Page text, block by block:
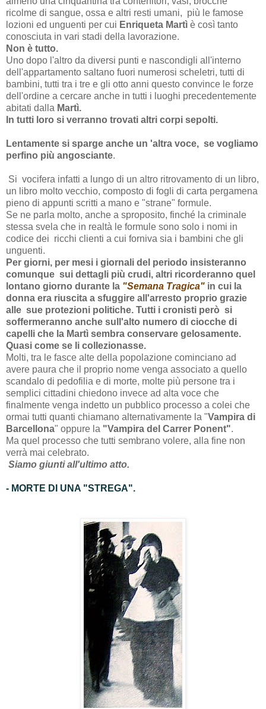
ricolme di sangue, ossa e altri resti umani, più le famose
lozioni ed unguenti per cui Enriqueta Martì è così tanto
conosciuta in vari stadi della lavorazione.
Non è tutto.
Uno dopo l'altro da diversi punti e nascondigli all'interno
dell'appartamento saltano fuori numerosi scheletri, tutti di
bambini, tutti tra i tre e gli otto anni questo convince le forze
dell'ordine a cercare anche in tutti i luoghi precedentemente
abitati dalla Martì.
In tutti loro si verranno trovati altri corpi sepolti.
Lentamente si sparge anche un 'altra voce, se vogliamo
perfino più angosciante.
Si vocifera infatti a lungo di un altro ritrovamento di un libro,
un libro molto vecchio, composto di fogli di carta pergamena
pieno di appunti scritti a mano e "strane" formule.
Se ne parla molto, anche a sproposito, finché la criminale
stessa svela che in realtà le formule sono solo i nomi in
codice dei ricchi clienti a cui forniva sia i bambini che gli
unguenti.
Per giorni, per mesi i giornali del periodo insisteranno
comunque sui dettagli più crudi, altri ricorderanno quel
lontano giorno durante la "Semana Tragica" in cui la
donna era riuscita a sfuggire all'arresto proprio grazie
alle sue protezioni politiche. Tutti i cronisti però si
soffermeranno anche sull'alto numero di ciocche di
capelli che la Martì sembra conservare gelosamente.
Quasi come se li collezionasse.
Molti, tra le fasce alte della popolazione cominciano ad
avere paura che il proprio nome venga associato a quello
scandalo di pedofilia e di morte, molte più persone tra i
semplici cittadini chiedono invece ad alta voce che
finalmente venga indetto un pubblico processo a colei che
ormai tutti quanti chiamano alternativamente la "Vampira di
Barcellona" oppure la "Vampira del Carrer Ponent".
Ma quel processo che tutti sembrano volere, alla fine non
verrà mai celebrato.
Siamo giunti all'ultimo atto.
- MORTE DI UNA "STREGA".